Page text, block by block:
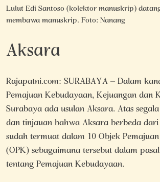
Lulut Edi Santoso (kolektor manuskrip)
membawa manuskrip. Foto: Nanang
Aksara
Rajapatni.com: SURABAYA – Dalam
Pemajuan Kebudayaan, Kejuangan dan
Surabaya ada usulan Aksara. Atas
dan tinjauan bahwa Aksara berbeda
sudah termuat dalam 10 Objek
(OPK) sebagaimana tersebut dalam
tentang Pemajuan Kebudayaan.